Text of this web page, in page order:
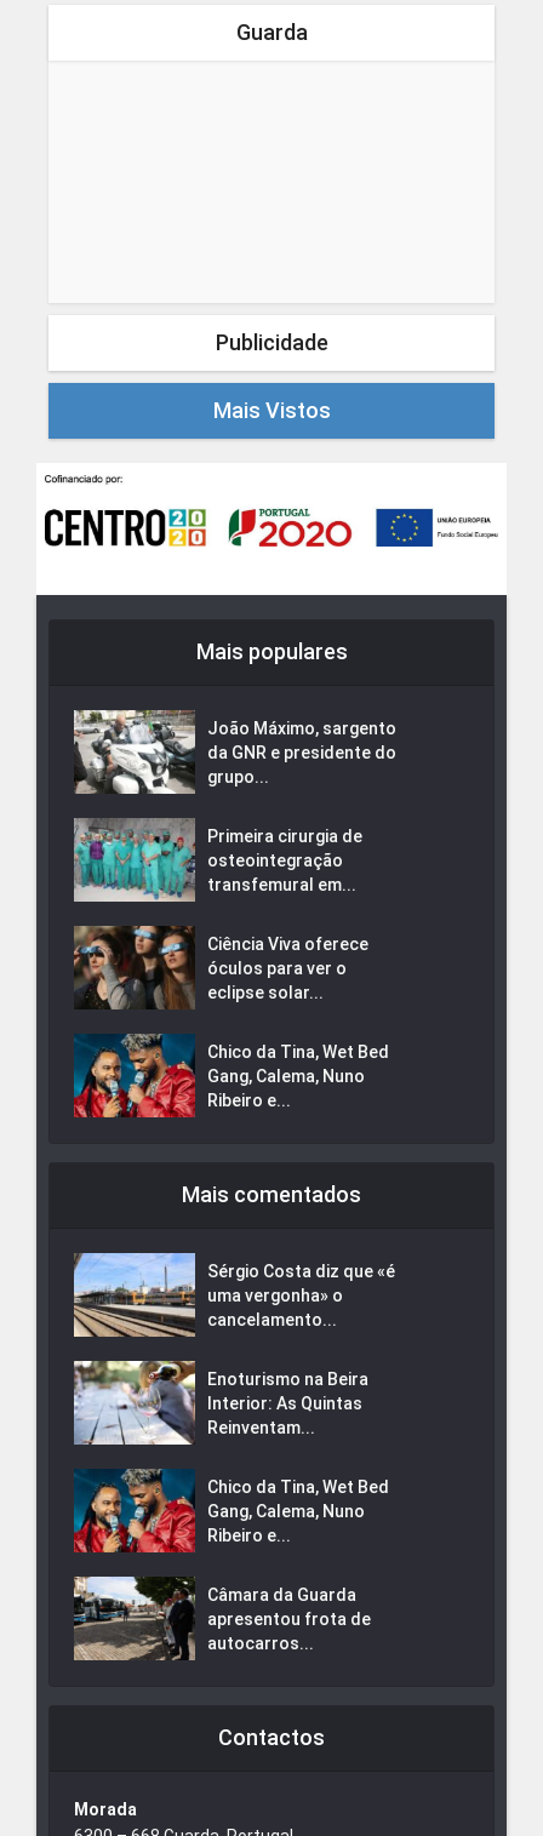
Guarda
Publicidade
Mais Vistos
Mais populares
João Máximo, sargento
da GNR e presidente do
grupo...
Primeira cirurgia de
osteointegração
transfemural em...
Ciência Viva oferece
óculos para ver o
eclipse solar...
Chico da Tina, Wet Bed
Gang, Calema, Nuno
Ribeiro e...
Mais comentados
Sérgio Costa diz que «é
uma vergonha» o
cancelamento...
Enoturismo na Beira
Interior: As Quintas
Reinventam...
Chico da Tina, Wet Bed
Gang, Calema, Nuno
Ribeiro e...
Câmara da Guarda
apresentou frota de
autocarros...
Contactos
Morada